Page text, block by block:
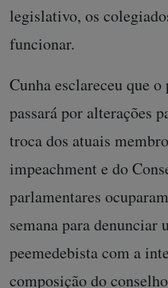
legislativo, os
funcionar.
Cunha esclareceu que
passará por alterações
troca dos atuais
impeachment e do
parlamentares
semana para denunciar
peemedebista com a
composição do